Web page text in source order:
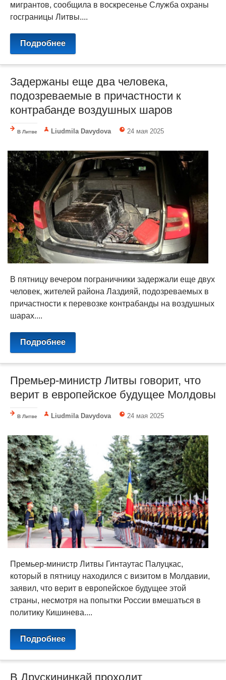
мигрантов, сообщила в воскресенье Служба охраны
госграницы Литвы....
Подробнее
Задержаны еще два человека,
подозреваемые в причастности к
контрабанде воздушных шаров
В Литве Liudmila Davydova 24 мая 2025
В пятницу вечером пограничники задержали еще двух
человек, жителей района Лаздияй, подозреваемых в
причастности к перевозке контрабанды на воздушных
шарах....
Подробнее
Премьер-министр Литвы говорит, что
верит в европейское будущее Молдовы
В Литве Liudmila Davydova 24 мая 2025
Премьер-министр Литвы Гинтаутас Палуцкас,
который в пятницу находился с визитом в Молдавии,
заявил, что верит в европейское будущее этой
страны, несмотря на попытки России вмешаться в
политику Кишинева....
Подробнее
В Друскининкай проходит